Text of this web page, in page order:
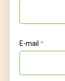
E-mail